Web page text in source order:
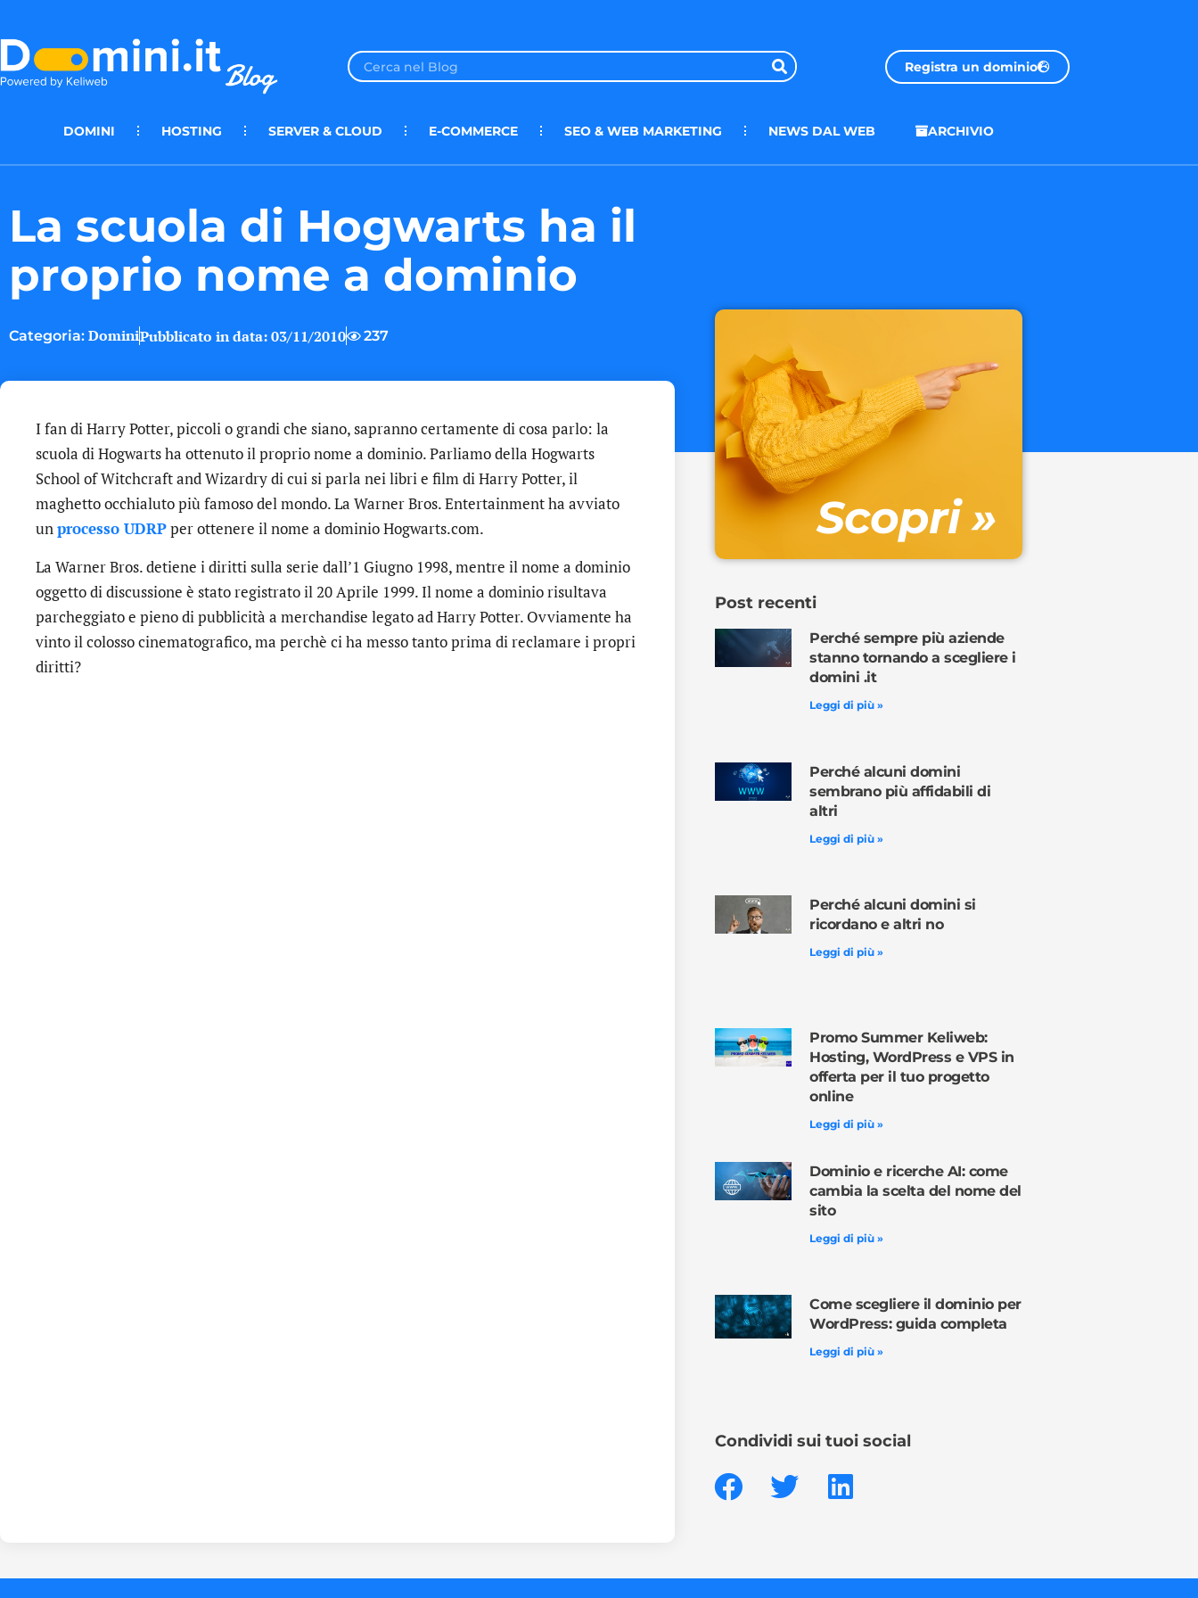
Registra un dominio
DOMINI HOSTING SERVER & CLOUD E-COMMERCE SEO & WEB MARKETING NEWS DAL WEB ARCHIVIO
La scuola di Hogwarts ha il
proprio nome a dominio
Categoria: DominiPubblicato in data:03/11/2010 237
I fan di Harry Potter, piccoli o grandi che siano, sapranno certamente di cosa parlo: la
scuola di Hogwarts ha ottenuto il proprio nome a dominio. Parliamo della Hogwarts
School of Witchcraft and Wizardry di cui si parla nei libri e film di Harry Potter, il
maghetto occhialuto più famoso del mondo. La Warner Bros. Entertainment ha avviato
unprocesso UDRPper ottenere il nome a dominio Hogwarts.com.
La Warner Bros. detiene i diritti sulla serie dall’1 Giugno 1998, mentre il nome a dominio
oggetto di discussione è stato registrato il 20 Aprile 1999. Il nome a dominio risultava
parcheggiato e pieno di pubblicità a merchandise legato ad Harry Potter. Ovviamente ha
vinto il colosso cinematografico, ma perchè ci ha messo tanto prima di reclamare i propri
diritti?
Scopri »
Post recenti
Perché sempre più aziende
stanno tornando a scegliere i
domini .it
Leggi di più »
Perché alcuni domini
sembrano più affidabili di
altri
Leggi di più »
Perché alcuni domini si
ricordano e altri no
Leggi di più »
Promo Summer Keliweb:
Hosting, WordPress e VPS in
offerta per il tuo progetto
online
Leggi di più »
Dominio e ricerche AI: come
cambia la scelta del nome del
sito
Leggi di più »
Come scegliere il dominio per
WordPress: guida completa
Leggi di più »
Condividi sui tuoi social